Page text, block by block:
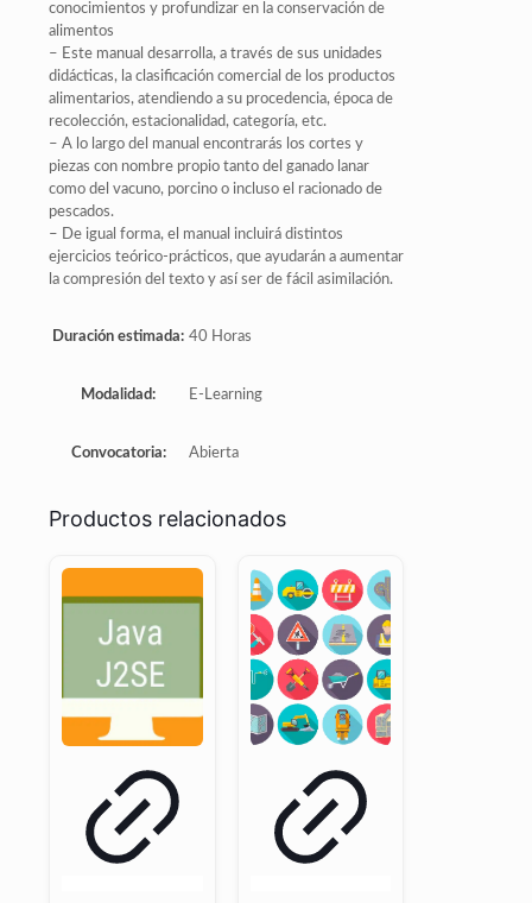
conocimientos y profundizar en la conservación de
alimentos
– Este manual desarrolla, a través de sus unidades
didácticas, la clasificación comercial de los productos
alimentarios, atendiendo a su procedencia, época de
recolección, estacionalidad, categoría, etc.
– A lo largo del manual encontrarás los cortes y
piezas con nombre propio tanto del ganado lanar
como del vacuno, porcino o incluso el racionado de
pescados.
– De igual forma, el manual incluirá distintos
ejercicios teórico-prácticos, que ayudarán a aumentar
la compresión del texto y así ser de fácil asimilación.
Duración estimada: 40 Horas
Modalidad: E-Learning
Convocatoria: Abierta
Productos relacionados